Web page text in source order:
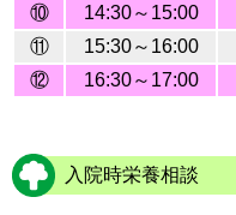
⑩
14:30～15:00
⑪
15:30～16:00
⑫
16:30～17:00
入院時栄養相談